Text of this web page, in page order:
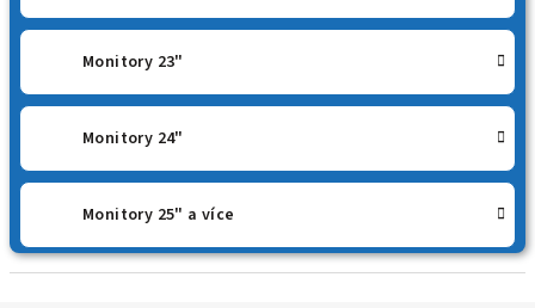
Monitory 23"
Monitory 24"
Monitory 25" a více